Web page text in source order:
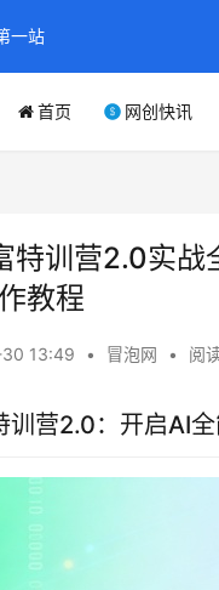
首页 网创快讯
特训营2.0实
教程
13:49 • 冒泡网 • 阅
训营2.0：开启AI
一站